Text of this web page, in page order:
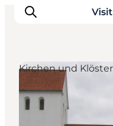
Inspiration
Kirchen und Klöster